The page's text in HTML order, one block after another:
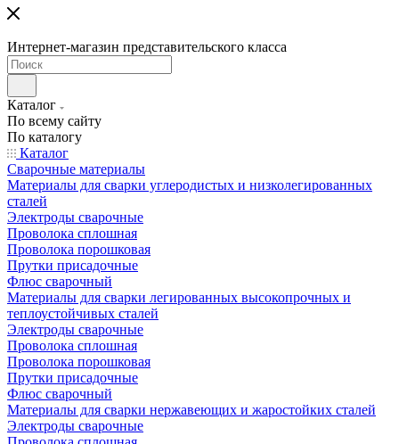
Интернет-магазин представительского класса
Каталог
По всему сайту
По каталогу
Каталог
Сварочные материалы
Материалы для сварки углеродистых и низколегированных
сталей
Электроды сварочные
Проволока сплошная
Проволока порошковая
Прутки присадочные
Флюс сварочный
Материалы для сварки легированных высокопрочных и
теплоустойчивых сталей
Электроды сварочные
Проволока сплошная
Проволока порошковая
Прутки присадочные
Флюс сварочный
Материалы для сварки нержавеющих и жаростойких сталей
Электроды сварочные